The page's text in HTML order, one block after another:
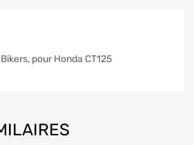
pour Honda CT125